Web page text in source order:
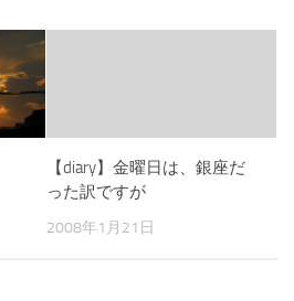
【diary】金曜日は、銀座だ
った訳ですが
2008年1月21日